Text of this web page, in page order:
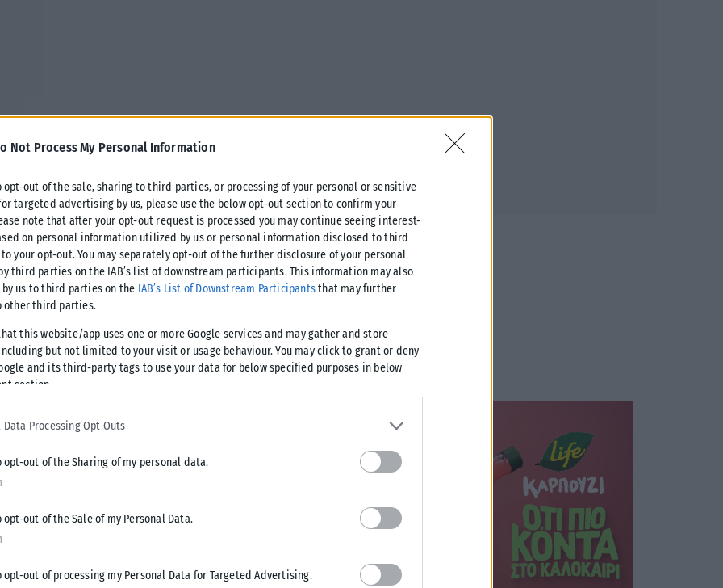
Not Process My Personal Information
opt-out of the sale, sharing to third parties, or processing of your personal or sensitive
targeted advertising by us, please use the below opt-out section to confirm your
note that after your opt-out request is processed you may continue seeing interest-
on personal information utilized by us or personal information disclosed to third
your opt-out. You may separately opt-out of the further disclosure of your personal
third parties on the IAB’s list of downstream participants. This information may also
by us to third parties on the IAB’s List of Downstream Participantsthat may further
other third parties.
this website/app uses one or more Google services and may gather and store
but not limited to your visit or usage behaviour. You may click to grant or deny
and its third-party tags to use your data for below specified purposes in below
section.
Data Processing Opt Outs
opt-out of the Sharing of my personal data.
opt-out of the Sale of my Personal Data.
opt-out of processing my Personal Data for Targeted Advertising.
Κορδελιού – Ευόσμου, Λευτέρη Αλεξανδρίδη, συναντήθηκε
με αφορμή την παρουσία του στην πόλη και στο επίκεντρο,
έργα, αναπλάσεις αλλά και η επέκταση του
Μελά με τον κ. Ασλανίδη να του μεταφέρει το αίτημα
εξυπηρετεί και τμήμα των μαθητών του Ευόσμου, που
δήμαρχος υπογράμμισε την ανάγκη αντιπλημμυρικής
Κοσμά. «Αυτές οι τρεις περιοχές
σπίτια, οικογένειες και περιουσίες. Οι μελέτες
ενώ για τη Νικόπολη επισήμανε προς τον κ. Δήμα
του Λυκείου είναι απαραίτητη.
για την πορεία των τεσσάρων από τα δεκαεπτά
Μελά, με τον κ. Ασλανίδη να του γνωστοποιεί πως θα
μαθητές για τη νέα σχολική χρονιά.